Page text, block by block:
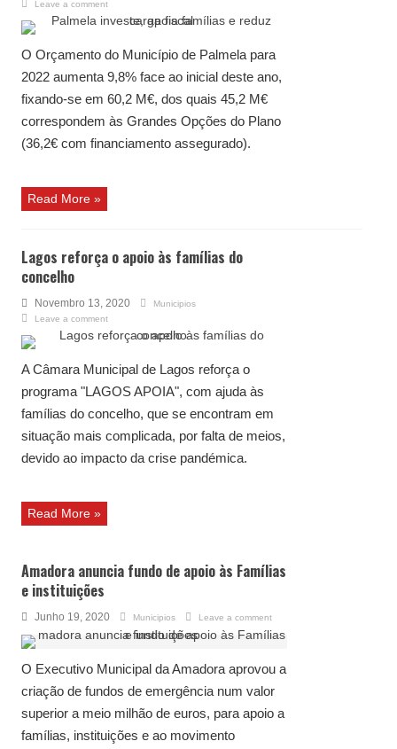
Leave a comment
O Orçamento do Município de Palmela para
2022 aumenta 9,8% face ao inicial deste ano,
fixando-se em 60,2 M€, dos quais 45,2 M€
correspondem às Grandes Opções do Plano
(36,2€ com financiamento assegurado).
Read More »
Lagos reforça o apoio às famílias do
concelho
Novembro 13, 2020
Municipios
Leave a comment
A Câmara Municipal de Lagos reforça o
programa "LAGOS APOIA", com ajuda às
famílias do concelho, que se encontram em
situação mais complicada, por falta de meios,
devido ao impacto da crise pandémica.
Read More »
Amadora anuncia fundo de apoio às Famílias
e instituições
Junho 19, 2020 Municipios Leave a comment
O Executivo Municipal da Amadora aprovou a
criação de fundos de emergência num valor
superior a meio milhão de euros, para apoio a
famílias, instituições e ao movimento